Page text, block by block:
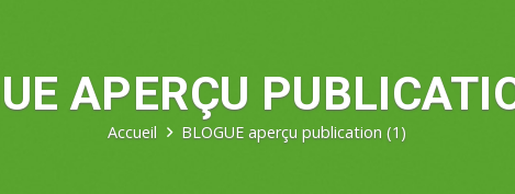
APERÇU
Accueil BLOGUE aperçu publication (1)